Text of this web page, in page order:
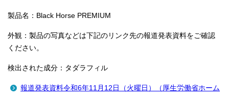
製品名：Black Horse PREMIUM
外観：製品の写真などは下記のリンク先の報道発表資料をご確認
ください。
検出された成分：タダラフィル
報道発表資料令和6年11月12日（火曜日）（厚生労働省ホーム